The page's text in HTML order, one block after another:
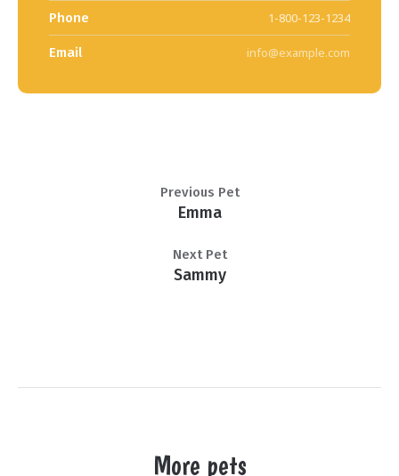
Phone 1-800-123-1234
Email info@example.com
Emma
Previous Pet
Sammy
Next Pet
More pets